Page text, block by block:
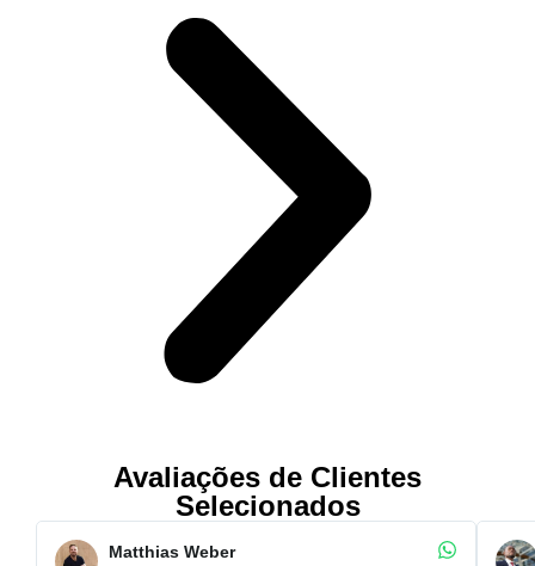
Avaliações de Clientes
Selecionados
Matthias Weber